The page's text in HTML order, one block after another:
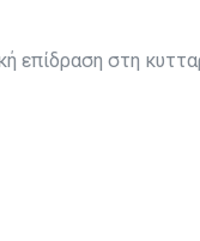
επίδραση στη